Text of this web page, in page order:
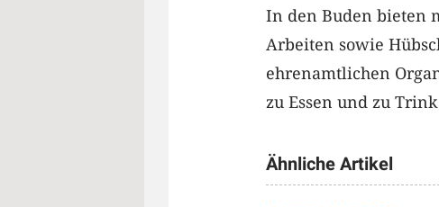
In den Buden bieten
Arbeiten sowie
ehrenamtlichen
zu Essen und zu
Ähnliche Artikel